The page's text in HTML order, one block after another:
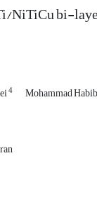
NiTiCu bi-
4 Mohammad